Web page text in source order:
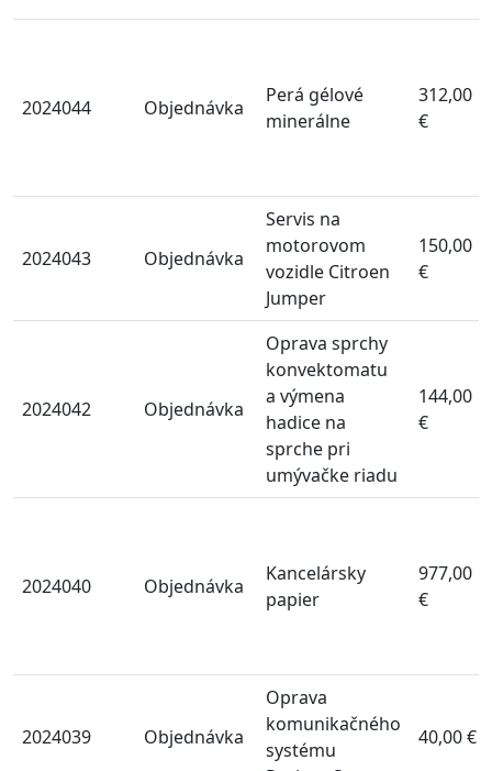
2024044 Objednávka
Perá gélové
minerálne
312,00
€
2024043 Objednávka
Servis na
motorovom
vozidle Citroen
Jumper
150,00
€
2024042 Objednávka
Oprava sprchy
konvektomatu
a výmena
hadice na
sprche pri
umývačke riadu
144,00
€
2024040 Objednávka
Kancelársky
papier
977,00
€
2024039 Objednávka
Oprava
komunikačného
systému
40,00 €